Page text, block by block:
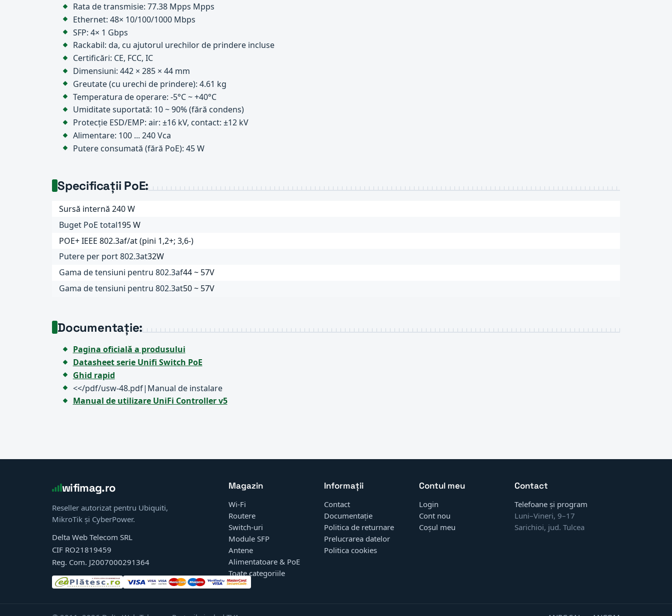
Rata de transmisie: 77.38 Mpps Mpps
Ethernet: 48× 10/100/1000 Mbps
SFP: 4× 1 Gbps
Rackabil: da, cu ajutorul urechilor de prindere incluse
Certificări: CE, FCC, IC
Dimensiuni: 442 × 285 × 44 mm
Greutate (cu urechi de prindere): 4.61 kg
Temperatura de operare: ‑5°C ~ +40°C
Umiditate suportată: 10 ~ 90% (fără condens)
Protecție ESD/EMP: air: ±16 kV, contact: ±12 kV
Alimentare: 100 ... 240 Vca
Putere consumată (fără PoE): 45 W
Specificații PoE:
Sursă internă 240 W
Buget PoE total195 W
POE+ IEEE 802.3af/at (pini 1,2+; 3,6-)
Putere per port 802.3at32W
Gama de tensiuni pentru 802.3af44 ~ 57V
Gama de tensiuni pentru 802.3at50 ~ 57V
Documentație:
Pagina oficială a produsului
Datasheet serie Unifi Switch PoE
Ghid rapid
<</pdf/usw-48.pdf|Manual de instalare
Manual de utilizare UniFi Controller v5
wifimag.ro
Reseller autorizat pentru Ubiquiti,
MikroTik și CyberPower.
Delta Web Telecom SRL
CIF RO21819459
Reg. Com. J2007000291364
Magazin
Wi-Fi
Routere
Switch-uri
Module SFP
Antene
Alimentatoare & PoE
Toate categoriile
Informații
Contact
Documentație
Politica de returnare
Prelucrarea datelor
Politica cookies
Contul meu
Login
Cont nou
Coșul meu
Contact
Telefoane și program
Luni–Vineri, 9–17
Sarichioi, jud. Tulcea